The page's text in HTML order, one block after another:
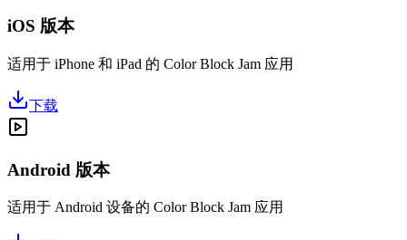
iOS 版本
适用于 iPhone 和 iPad 的 Color Block Jam 应用
下载
Android 版本
适用于 Android 设备的 Color Block Jam 应用